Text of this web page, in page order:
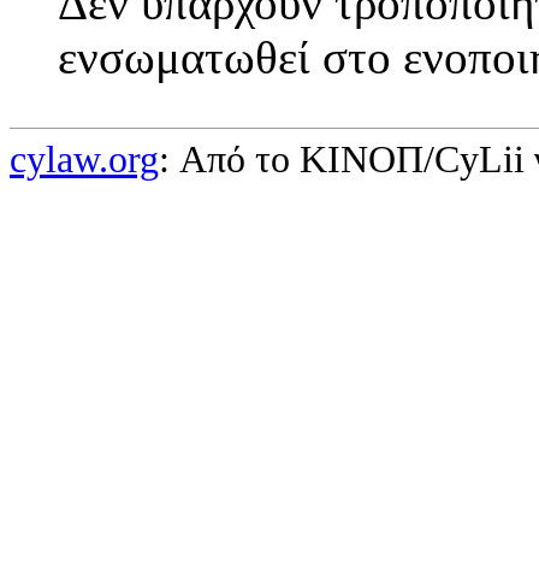
ενσωματωθεί στο
cylaw.org: Από το ΚΙΝOΠ/CyLii